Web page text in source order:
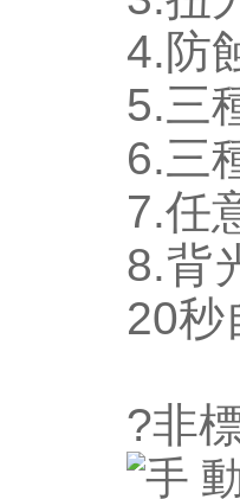
4.防
5.三
6.三
7.任
8.背
20秒
?非